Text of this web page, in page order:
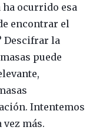
ocurrido esa
encontrar el
Descifrar la
puede
Intentemos
más.